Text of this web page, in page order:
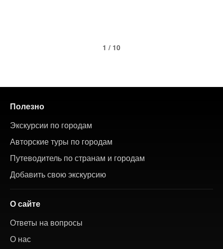
1 / 10
Полезно
Экскурсии по городам
Авторские туры по городам
Путеводитель по странам и городам
Добавить свою экскурсию
О сайте
Ответы на вопросы
О нас